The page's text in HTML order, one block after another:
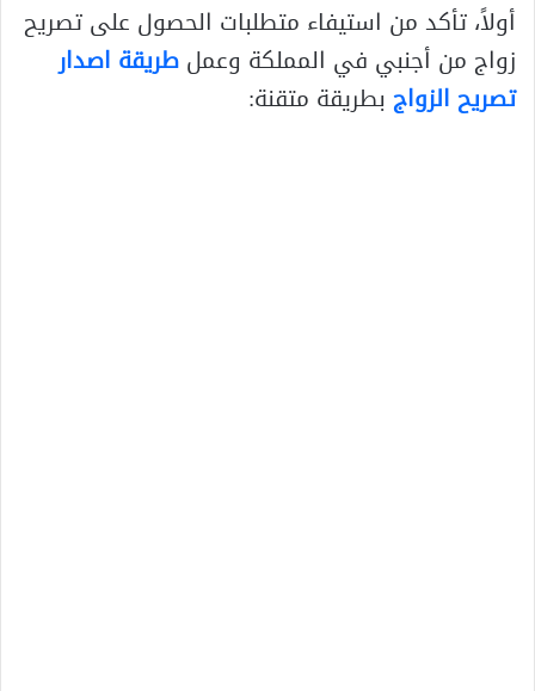
أولاً، تأكد من استيفاء متطلبات الحصول على تصريح
زواج من أجنبي في المملكة وعملطريقة اصدار
تصريح الزواج بطريقة متقنة: